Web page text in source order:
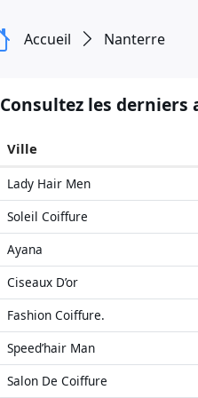
Accueil Nanterre
Consultez les derniers
Ville
Lady Hair Men
Soleil Coiffure
Ayana
Ciseaux D’or
Fashion Coiffure.
Speed’hair Man
Salon De Coiffure